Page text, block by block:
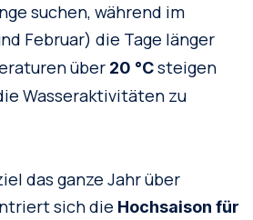
suchen, während im
Februar) die Tage länger
über 20 °Csteigen
Wasseraktivitäten zu
das ganze Jahr über
sich die Hochsaison für